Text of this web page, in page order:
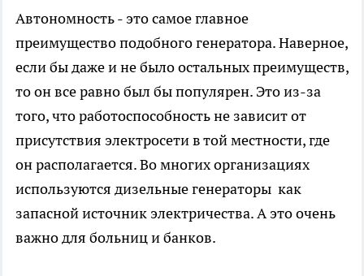
Автономность - это самое главное
преимущество подобного генератора. Наверное,
если бы даже и не было остальных преимуществ,
то он все равно был бы популярен. Это из-за
того, что работоспособность не зависит от
присутствия электросети в той местности, где
он располагается. Во многих организациях
используются дизельные генераторы как
запасной источник электричества. А это очень
важно для больниц и банков.